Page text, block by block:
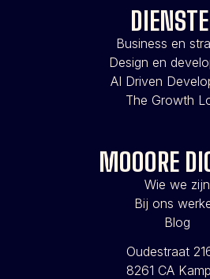
Business en
Design en
AI Driven
The Growth
MOOORE
Wie we zijn
Bij ons
Blog
Oudestraat
8261 CA